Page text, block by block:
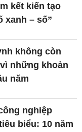
kết kiến tạo
xanh – số”
không còn
những khoản
năm
nghiệp
biểu: 10 năm